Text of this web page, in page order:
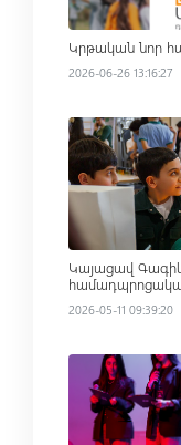
Կրթական նոր
2026-06-26 13:16:27
Read more
Կայացավ
2026-05-11 09:39:20
Read more